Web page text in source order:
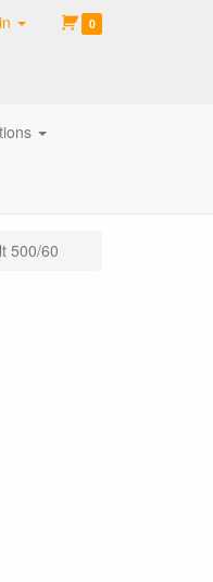
0
500/60